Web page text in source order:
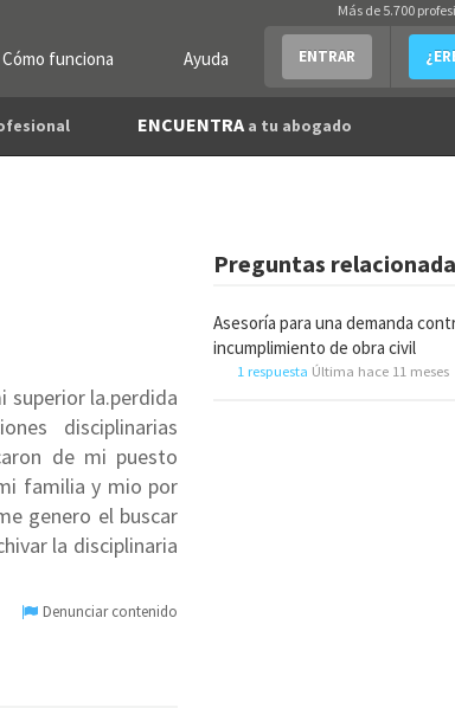
Cómo funciona Ayuda ENTRAR
Más de 5.700
ENCUENTRA a tu abogado
superior la.perdida
disciplinarias
de mi puesto
familia y mio por
genero el buscar
la disciplinaria
Denunciar contenido
Preguntas
Asesoría para una demanda
incumplimiento de obra civil
1 respuesta Última hace 11 meses